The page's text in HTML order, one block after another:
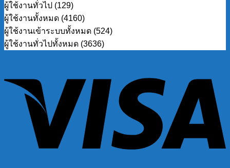
ผู้ใช้งานทั่วไป (129)
ผู้ใช้งานทั้งหมด (4160)
ผู้ใช้งานเข้าระบบทั้งหมด (524)
ผู้ใช้งานทั่วไปทั้งหมด (3636)